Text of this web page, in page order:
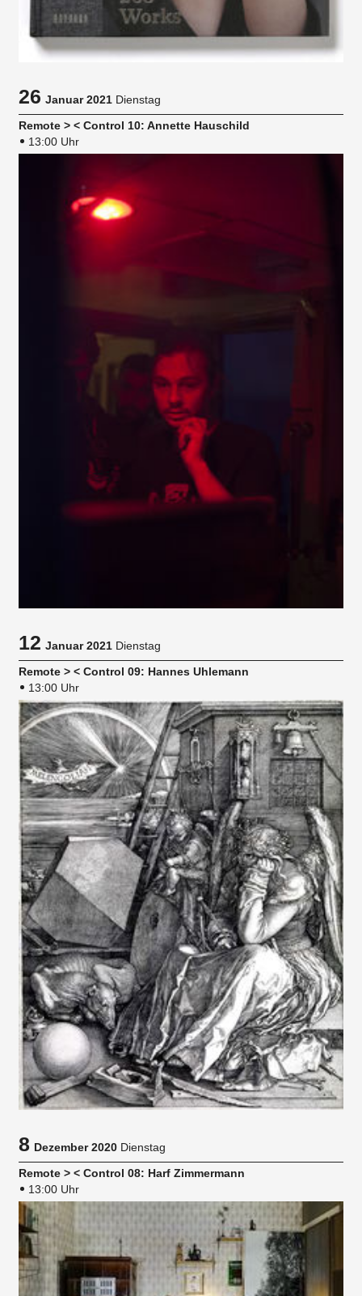
26Januar 2021 Dienstag
Remote > < Control 10: Annette Hauschild
13:00 Uhr
12Januar 2021 Dienstag
Remote > < Control 09: Hannes Uhlemann
13:00 Uhr
8Dezember 2020 Dienstag
Remote > < Control 08: Harf Zimmermann
13:00 Uhr